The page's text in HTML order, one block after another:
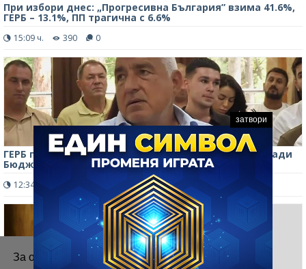
За осигуряване на правилното
При избори днес: „Прогресивна България” взима 41.6%,
ГЕРБ – 13.1%, ПП трагична с 6.6%
15:09 ч. 390 0
ГЕРБ подава жалба пред Конституционния съд заради
Бюджет 2026
12:34 ч. 351 1
затвори